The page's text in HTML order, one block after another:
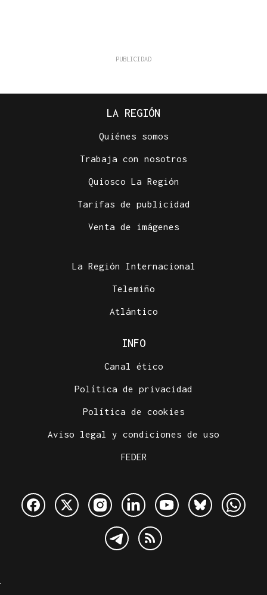
LA REGIÓN
Quiénes somos
Trabaja con nosotros
Quiosco La Región
Tarifas de publicidad
Venta de imágenes
La Región Internacional
Telemiño
Atlántico
INFO
Canal ético
Política de privacidad
Política de cookies
Aviso legal y condiciones de uso
FEDER